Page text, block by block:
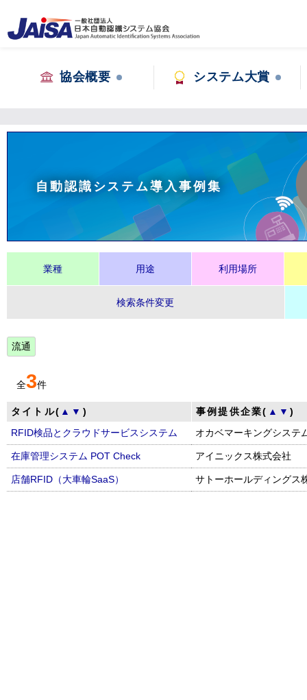
協会概要 システム大賞
自動認識システム導入事例集
業種 用途 利用場所
検索条件変更
流通
全3件
タイトル( ▲ ▼ ) 事例提供企業( ▲ ▼)
RFID検品とクラウドサービスシステム
オカベマーキングシステ
在庫管理システム POT Check アイニックス株式会社
店舗RFID（大車輪SaaS） サトーホールディングス